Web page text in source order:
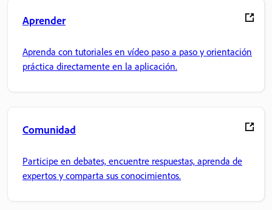
Aprender
Aprenda con tutoriales en vídeo paso a paso y orientación
práctica directamente en la aplicación.
Comunidad
Participe en debates, encuentre respuestas, aprenda de
expertos y comparta sus conocimientos.